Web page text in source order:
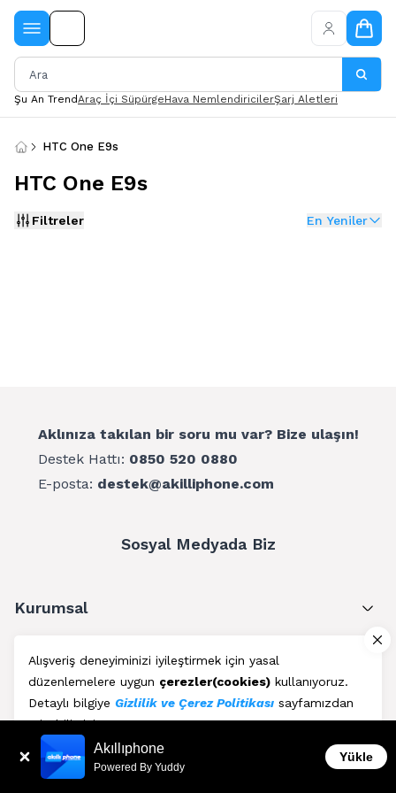
Alışveriş deneyiminizi iyileştirmek için yasal
düzenlemelere uygun çerezler(cookies) kullanıyoruz.
Detaylı bilgiye Gizlilik ve Çerez Politikası sayfamızdan
erişebilirsiniz.
Kabul Et
Şu An TrendAraç İçi SüpürgeHava NemlendiricilerŞarj Aletleri
HTC One E9s
HTC One E9s
Filtreler En Yeniler
Aklınıza takılan bir soru mu var? Bize ulaşın!
Destek Hattı: 0850 520 0880
E-posta: destek@akilliphone.com
Sosyal Medyada Biz
Kurumsal
Müşteri Hizmetleri
Üyelik
Blog Akıllıphone
Powered By Yuddy
Yükle